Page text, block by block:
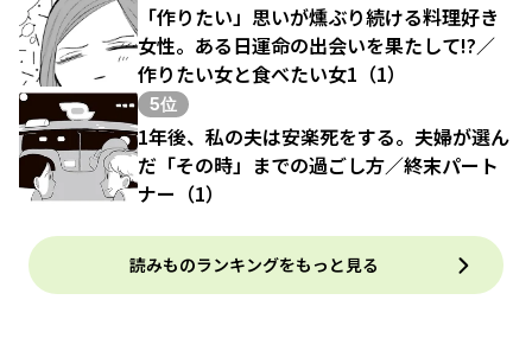
「作りたい」思いが燻ぶり続ける料理好き
女性。ある日運命の出会いを果たして!?／
作りたい女と食べたい女1（1）
5位
1年後、私の夫は安楽死をする。夫婦が選ん
だ「その時」までの過ごし方／終末パート
ナー（1）
読みものランキングをもっと見る